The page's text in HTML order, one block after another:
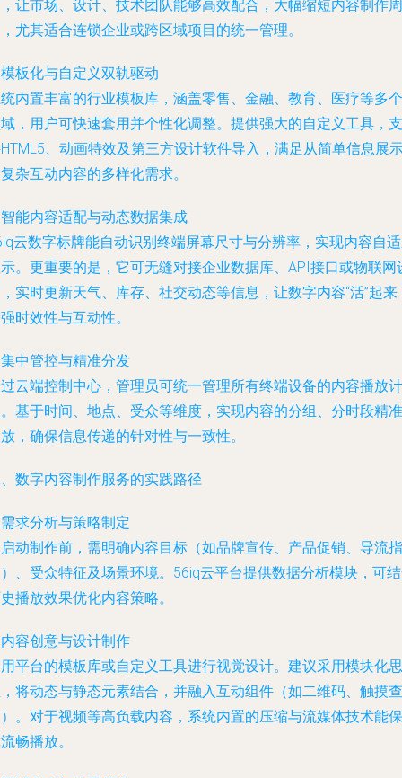
让市场、设计、技术团队能够高效配合，大幅缩短内容制作周
尤其适合连锁企业或跨区域项目的统一管理。
板化与自定义双轨驱动
内置丰富的行业模板库，涵盖零售、金融、教育、医疗等多个
，用户可快速套用并个性化调整。提供强大的自定义工具，支
、动画特效及第三方设计软件导入，满足从简单信息展
杂互动内容的多样化需求。
能内容适配与动态数据集成
云数字标牌能自动识别终端屏幕尺寸与分辨率，实现内容自
。更重要的是，它可无缝对接企业数据库、API接口或物联网
实时更新天气、库存、社交动态等信息，让数字内容“活”起来
时效性与互动性。
中管控与精准分发
云端控制中心，管理员可统一管理所有终端设备的内容播放计
基于时间、地点、受众等维度，实现内容的分组、分时段精准
，确保信息传递的针对性与一致性。
数字内容制作服务的实践路径
求分析与策略制定
动制作前，需明确内容目标（如品牌宣传、产品促销、导流指
、受众特征及场景环境。56iq云平台提供数据分析模块，可
播放效果优化内容策略。
容创意与设计制作
平台的模板库或自定义工具进行视觉设计。建议采用模块化思
将动态与静态元素结合，并融入互动组件（如二维码、触摸查
。对于视频等高负载内容，系统内置的压缩与流媒体技术能保
畅播放。